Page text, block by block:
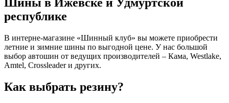
республике
В интерне-магазине «Шинный клуб» вы можете приобрести
летние и зимние шины по выгодной цене. У нас большой
выбор автошин от ведущих производителей – Кама, Westlake,
Amtel, Crossleader и других.
Как выбрать резину?